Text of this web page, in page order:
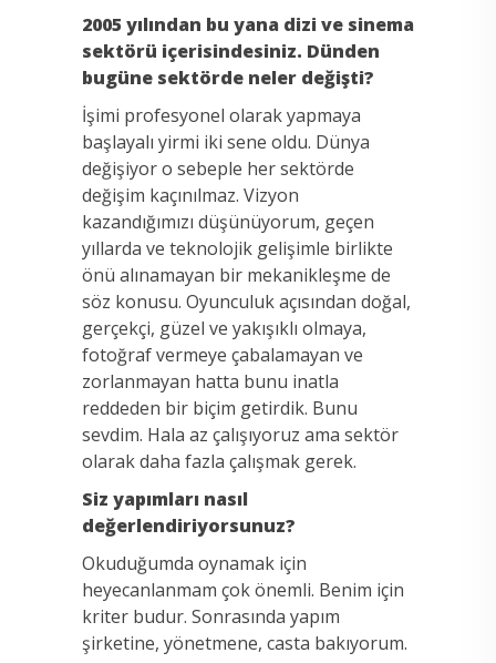
2005 yılından bu yana dizi ve sinema
sektörü içerisindesiniz. Dünden
bugüne sektörde neler değişti?
İşimi profesyonel olarak yapmaya
başlayalı yirmi iki sene oldu. Dünya
değişiyor o sebeple her sektörde
değişim kaçınılmaz. Vizyon
kazandığımızı düşünüyorum, geçen
yıllarda ve teknolojik gelişimle birlikte
önü alınamayan bir mekanikleşme de
söz konusu. Oyunculuk açısından doğal,
gerçekçi, güzel ve yakışıklı olmaya,
fotoğraf vermeye çabalamayan ve
zorlanmayan hatta bunu inatla
reddeden bir biçim getirdik. Bunu
sevdim. Hala az çalışıyoruz ama sektör
olarak daha fazla çalışmak gerek.
Siz yapımları nasıl
değerlendiriyorsunuz?
Okuduğumda oynamak için
heyecanlanmam çok önemli. Benim için
kriter budur. Sonrasında yapım
şirketine, yönetmene, casta bakıyorum.